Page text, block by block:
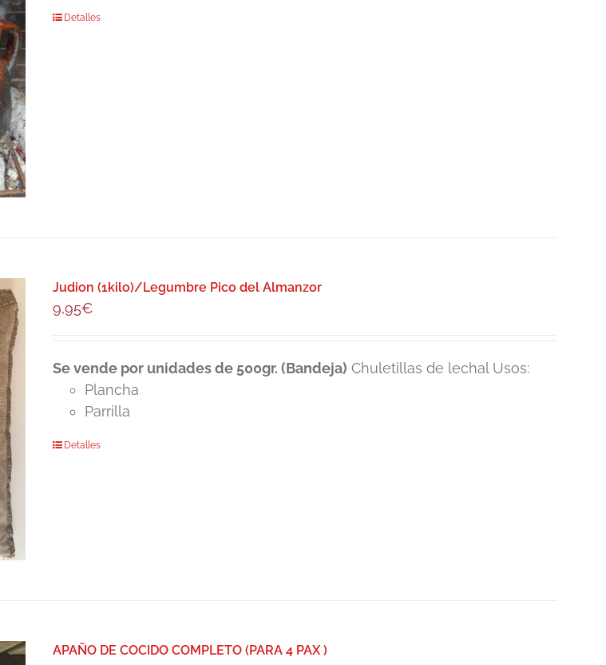
Detalles
Judion (1kilo)/Legumbre Pico del Almanzor
9,95€
Se vende por unidades de 500gr. (Bandeja) Chuletillas de lechal Usos:
Plancha
Parrilla
Detalles
APAÑO DE COCIDO COMPLETO (PARA 4 PAX )